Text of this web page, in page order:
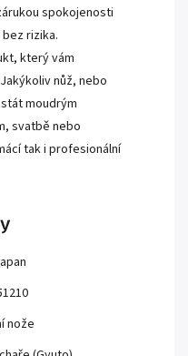
spokojenosti
rizika.
který vám
nůž, nebo
moudrým
svatbě nebo
tak i profesionální
nože